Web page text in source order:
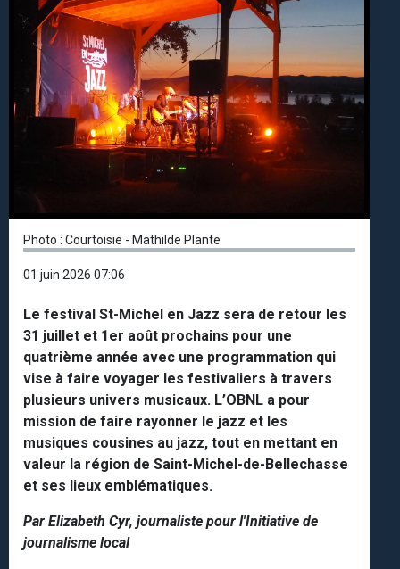
Photo : Courtoisie - Mathilde Plante
01 juin 2026 07:06
Le festival St-Michel en Jazz sera de retour les
31 juillet et 1er août prochains pour une
quatrième année avec une programmation qui
vise à faire voyager les festivaliers à travers
plusieurs univers musicaux. L’OBNL a pour
mission de faire rayonner le jazz et les
musiques cousines au jazz, tout en mettant en
valeur la région de Saint-Michel-de-Bellechasse
et ses lieux emblématiques.
Par Elizabeth Cyr, journaliste pour l'Initiative de
journalisme local